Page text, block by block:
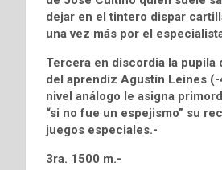
dejar en el tintero dispar
una vez más por el
Tercera en discordia la pupila
del aprendiz Agustín Leines
nivel análogo le asigna
“si no fue un espejismo” su
juegos especiales.-
3ra. 1500 m.-